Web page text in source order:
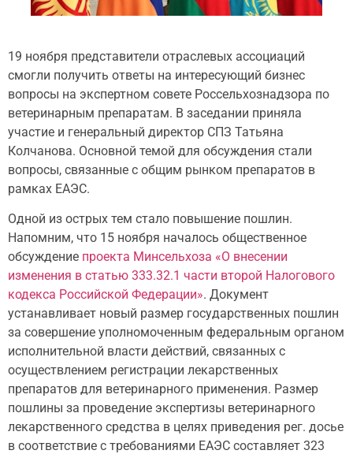
19 ноября представители отраслевых ассоциаций
смогли получить ответы на интересующий бизнес
вопросы на экспертном совете Россельхознадзора по
ветеринарным препаратам. В заседании приняла
участие и генеральный директор СПЗ Татьяна
Колчанова. Основной темой для обсуждения стали
вопросы, связанные с общим рынком препаратов в
рамках ЕАЭС.
Одной из острых тем стало повышение пошлин.
Напомним, что 15 ноября началось общественное
обсуждение проекта Минсельхоза «О внесении
изменения в статью 333.32.1 части второй Налогового
кодекса Российской Федерации». Документ
устанавливает новый размер государственных пошлин
за совершение уполномоченным федеральным органом
исполнительной власти действий, связанных с
осуществлением регистрации лекарственных
препаратов для ветеринарного применения. Размер
пошлины за проведение экспертизы ветеринарного
лекарственного средства в целях приведения рег. досье
в соответствие с требованиями ЕАЭС составляет 323